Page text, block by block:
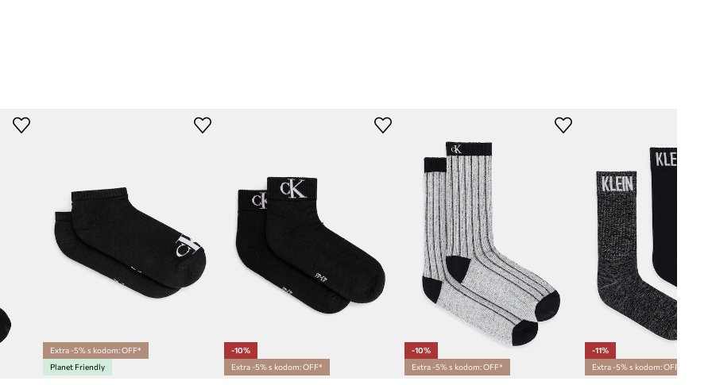
Extra -5% s kodom: OFF*
Planet Friendly
-10%
Extra -5% s kodom: OFF*
-10%
Extra -5% s kodom: OFF*
-11%
Extra -5% s kodom: OFF*